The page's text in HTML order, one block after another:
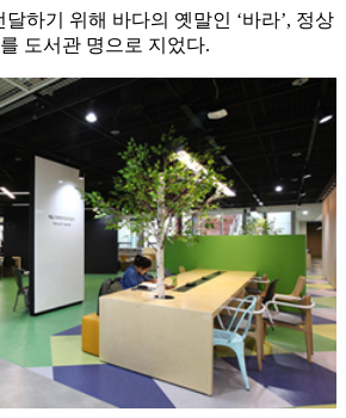
하기 위해 바다의 옛말인 ‘바라’, 정상
도서관 명으로 지었다.